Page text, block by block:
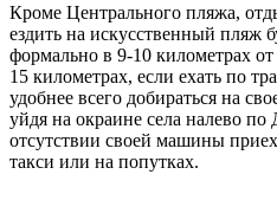
Кроме Центрального пляжа,
ездить на искусственный пляж
формально в 9-10 километрах
15 километрах, если ехать по
удобнее всего добираться на
уйдя на окраине села налево
отсутствии своей машины
такси или на попутках.